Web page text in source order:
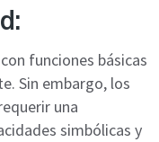
funciones básicas
Sin embargo, los
una
simbólicas y